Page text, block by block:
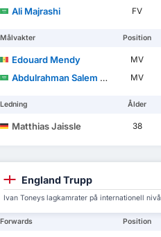
Ali Majrashi
FV
Målvakter Position
Edouard Mendy MV
Abdulrahman Salem Alsanbi
MV
Ledning Ålder
Matthias Jaissle 38
England Trupp
Ivan Toneys lagkamrater på internationell nivå
Forwards Position